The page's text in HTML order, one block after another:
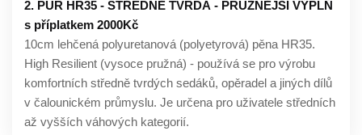
2. PUR HR35 - STŘEDNĚ TVRDÁ - PRUŽNĚJŠÍ VÝPLŇ
s příplatkem 2000Kč
10cm lehčená polyuretanová (polyetyrová) pěna HR35.
High Resilient (vysoce pružná) - používá se pro výrobu
komfortních středně tvrdých sedáků, opěradel a jiných dílů
v čalounickém průmyslu. Je určena pro uživatele středních
až vyšších váhových kategorií.